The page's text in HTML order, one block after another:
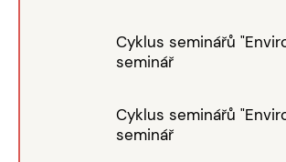
Cyklus seminářů
seminář
Cyklus seminářů
seminář